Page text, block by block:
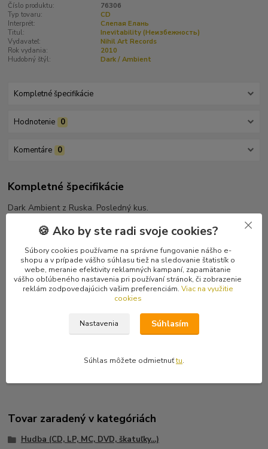
Číslo produktu:
76306
Typ tovaru:
CD
Interprét:
Слепая Елань
Titul:
Inevitability (Неизбежность)
Vydavateľ:
Nihil Art Records
Rok vydania:
2010
Hudobný štýl:
Dark / Ambient
Kompletné špecifikácie
Hodnotenie 0
Komentáre 0
Kompletné špecifikácie
Dark Ambient z Ruska. Posledný kus.
Tracklist
1 Untitled 1:40
2 Untitled 6:48
3 Untitled 4:28
4 Untitled 8:59
5 Untitled 6:20
Tovar zaradený v kategóriách
Hudba (CD, LP, MC, DVD, škatuľky...)
🍪 Ako by ste radi svoje cookies?
Súbory cookies používame na správne fungovanie nášho e-
shopu a v prípade vášho súhlasu tiež na sledovanie štatistík o
webe, meranie efektivity reklamných kampaní, zapamätanie
vášho obľúbeného nastavenia pri používaní stránok, či zobrazenie
reklám zodpovedajúcich vašim preferenciám. Viac na využitie
cookies
Nastavenia Súhlasím
Súhlas môžete odmietnuťtu.